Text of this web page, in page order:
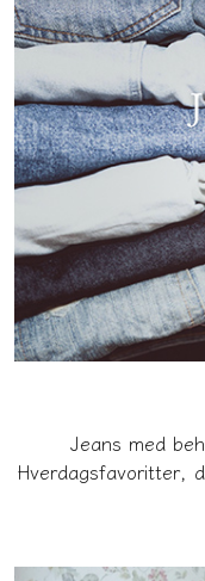
Jeans med
Hverdagsfavoritter,